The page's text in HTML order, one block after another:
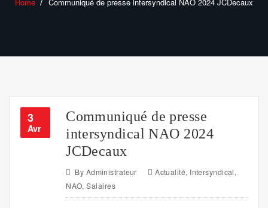
3
Avr
Communiqué de presse
intersyndical NAO 2024
JCDecaux
By Administrateur Actualité, Intersyndical,
NAO,Salaires